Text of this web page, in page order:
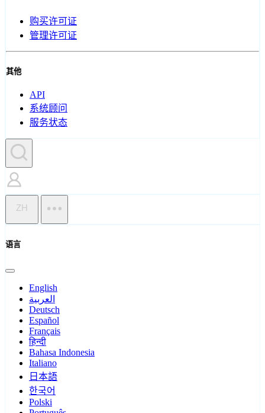
购买许可证
管理许可证
其他
API
系统顾问
服务状态
ZH
语言
English
العربية
Deutsch
Español
Français
हिन्दी
Bahasa Indonesia
Italiano
日本語
한국어
Polski